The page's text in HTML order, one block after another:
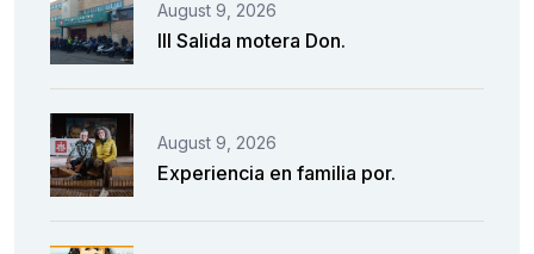
August 9, 2026
III Salida motera Don.
August 9, 2026
Experiencia en familia por.